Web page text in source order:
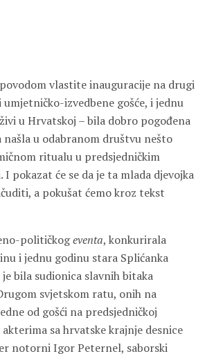
vlastite inauguracije na drugi
izvedbene gošće, i jednu
u Hrvatskoj – bila dobro pogođena
našla u odabranom društvu nešto
ritualu u predsjedničkim
pokazat će se da je ta mlada djevojka
a pokušat ćemo kroz tekst
političkogeventa, konkurirala
i jednu godinu stara Splićanka
bila sudionica slavnih bitaka
svjetskom ratu, onih na
od gošći na predsjedničkoj
sa hrvatske krajnje desnice
notorni Igor Peternel, saborski